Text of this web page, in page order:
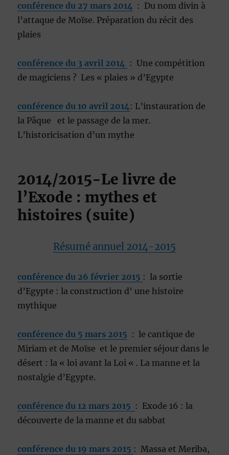
conférence du 27 mars 2014 : Du nom divin à
l’attaque de Moïse. Préparation du récit des
plaies
conférence du 3 avril 2014 : Une compétition
de magiciens ? Les « plaies » d’Egypte
conférence du 10 avril 2014: L’instauration de
la Pâque et le passage de la mer.
L’historicisation d’un mythe
2014/2015-Le livre de
l’Exode : mythes et
histoires (suite)
Résumé annuel 2014-2015
conférence du 26 février 2015 : la sortie
d’Egypte : la construction d’ une histoire
mythique
conférence du 5 mars 2015 : le cantique de
Miriam et de Moïse et le premier séjour dans le
désert : la « loi avant la Loi « . La manne et la
nostalgie d’Egypte.
conférence du 12 mars 2015 : Exode 16 : la
découverte de la manne et du sabbat
conférence du 19 mars 2015 : Massa et Meriba,